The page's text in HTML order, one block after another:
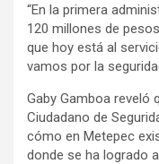
“En la primera
120 millones de
que hoy está al
vamos por la
Gaby Gamboa reveló
Ciudadano de
cómo en Metepec
donde se ha logrado